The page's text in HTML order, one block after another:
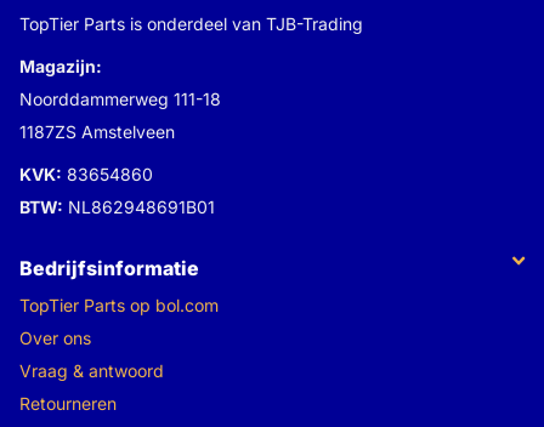
TopTier Parts is onderdeel van TJB-Trading
Magazijn:
Noorddammerweg 111-18
1187ZS Amstelveen
KVK: 83654860
BTW: NL862948691B01
Bedrijfsinformatie
TopTier Parts op bol.com
Over ons
Vraag & antwoord
Retourneren